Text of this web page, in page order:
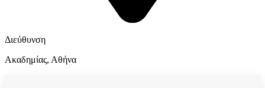
Διεύθυνση
Ακαδημίας, Αθήνα